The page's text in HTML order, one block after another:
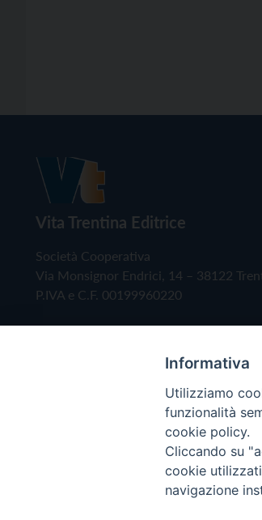
Vita Trentina Editrice
Società Cooperativa
Via Monsignor Endrici, 14 – 38122
P.IVA e C.F. 00199960220
Copyright © 2019 - Tutti i diritti
Informativa
Utilizziamo
funzionalità
cookie policy.
Cliccando su
cookie
navigazione